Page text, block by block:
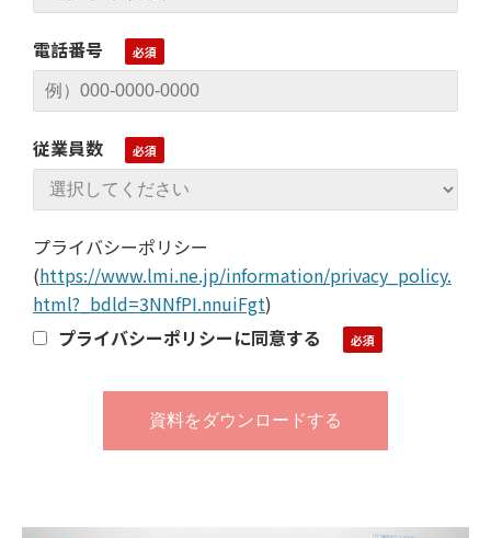
電話番号
従業員数
プライバシーポリシー
(https://www.lmi.ne.jp/information/privacy_policy.
html?_bdld=3NNfPI.nnuiFgt)
プライバシーポリシーに同意する